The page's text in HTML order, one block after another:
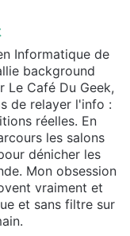
Informatique de
background
Le Café Du Geek,
de relayer l'info :
réelles. En
les salons
dénicher les
Mon obsession
vraiment et
et sans filtre sur